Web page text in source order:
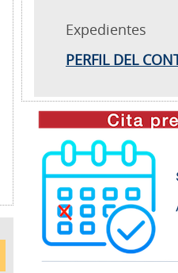
Expedientes
PERFIL DEL